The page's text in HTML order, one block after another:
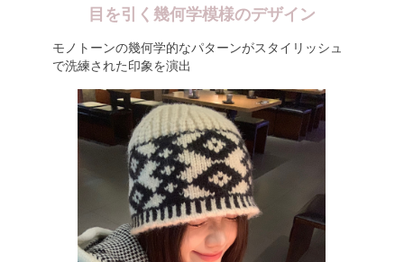
目を引く幾何学模様のデザイン
モノトーンの幾何学的なパターンがスタイリッシュ
で洗練された印象を演出